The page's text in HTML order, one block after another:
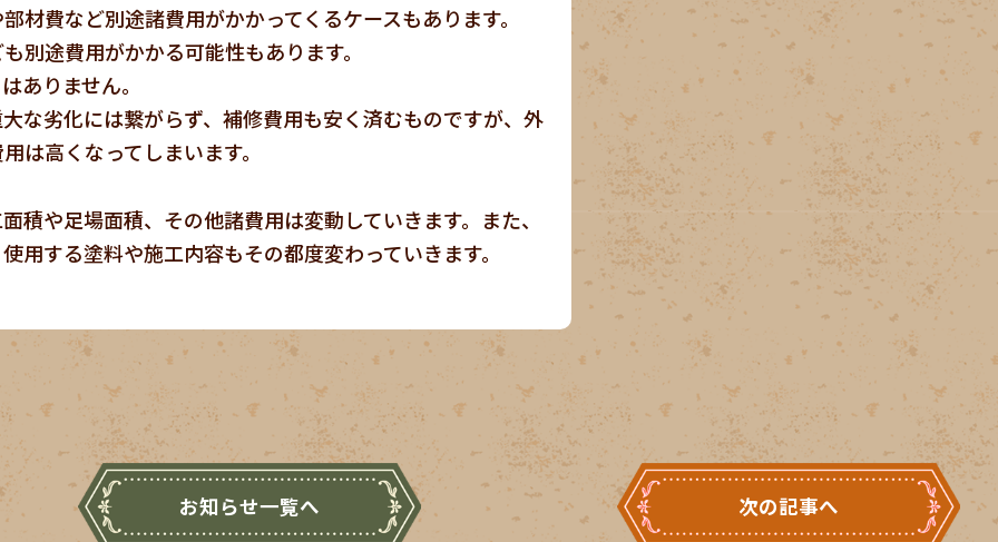
費など別途諸費用がかかってくるケースもあります。
別途費用がかかる可能性もあります。
ありません。
な劣化には繋がらず、補修費用も安く済むものですが、外
は高くなってしまいます。
積や足場面積、その他諸費用は変動していきます。また、
用する塗料や施工内容もその都度変わっていきます。
お知らせ一覧へ 次の記事へ